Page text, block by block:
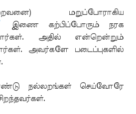
மறுப்போராகிய
இணை கற்பிப்போரும் நரக
அதில் என்றென்றும்
அவர்களே படைப்புகளில்
நல்லறங்கள் செய்வோரே